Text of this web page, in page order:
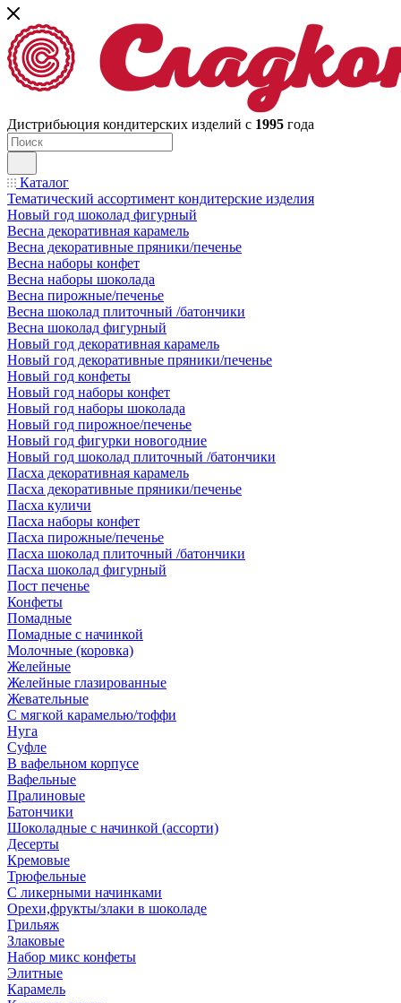
Дистрибьюция кондитерских изделий с 1995 года
Каталог
Тематический ассортимент кондитерские изделия
Новый год шоколад фигурный
Весна декоративная карамель
Весна декоративные пряники/печенье
Весна наборы конфет
Весна наборы шоколада
Весна пирожные/печенье
Весна шоколад плиточный /батончики
Весна шоколад фигурный
Новый год декоративная карамель
Новый год декоративные пряники/печенье
Новый год конфеты
Новый год наборы конфет
Новый год наборы шоколада
Новый год пирожное/печенье
Новый год фигурки новогодние
Новый год шоколад плиточный /батончики
Пасха декоративная карамель
Пасха декоративные пряники/печенье
Пасха куличи
Пасха наборы конфет
Пасха пирожные/печенье
Пасха шоколад плиточный /батончики
Пасха шоколад фигурный
Пост печенье
Конфеты
Помадные
Помадные с начинкой
Молочные (коровка)
Желейные
Желейные глазированные
Жевательные
С мягкой карамелью/тоффи
Нуга
Суфле
В вафельном корпусе
Вафельные
Пралиновые
Батончики
Шоколадные с начинкой (ассорти)
Десерты
Кремовые
Трюфельные
С ликерными начинками
Орехи,фрукты/злаки в шоколаде
Грильяж
Злаковые
Набор микс конфеты
Элитные
Карамель